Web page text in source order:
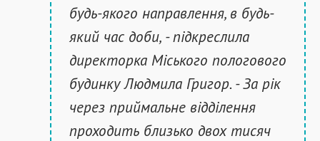
будь-якого направлення, в будь-
який час доби, - підкреслила
директорка Міського пологового
будинку Людмила Григор. - За рік
через приймальне відділення
проходить близько двох тисяч